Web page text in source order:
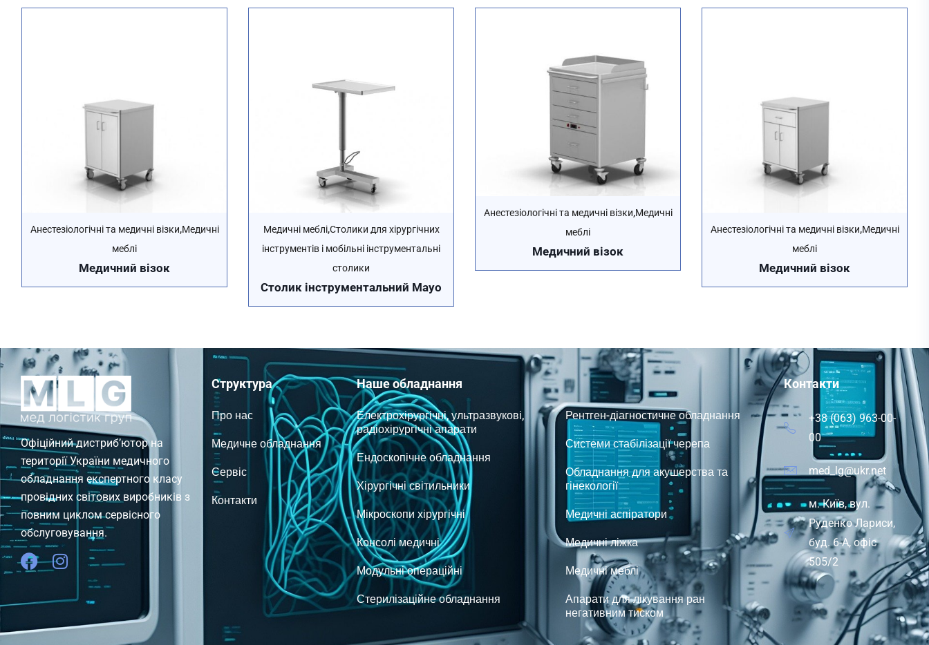
Анестезіологічні та медичні візки,Медичні
меблі
Медичний візок
Медичні меблі,Столики для хірургічних
інструментів і мобільні інструментальні
столики
Столик інструментальний Mayo
Анестезіологічні та медичні візки,Медичні
меблі
Медичний візок
Анестезіологічні та медичні візки,Медичні
меблі
Медичний візок
Офіційний дистриб’ютор на
території України медичного
обладнання експертного класу
провідних світових виробників з
повним циклом сервісного
обслуговування.
Структура
Про нас
Медичне обладнання
Сервіс
Контакти
Наше обладнання
Електрохірургічні, ультразвукові,
радіохірургічні апарати
Ендоскопічне обладнання
Хірургічні світильники
Мікроскопи хірургічні
Консолі медичні
Модульні операційні
Стерилізаційне обладнання
Рентген-діагностичне обладнання
Системи стабілізації черепа
Обладнання для акушерства та
гінекології
Медичні аспіратори
Медичні ліжка
Медичні меблі
Апарати для лікування ран
негативним тиском
Контакти
+38 (063) 963-00-
00
med_lg@ukr.net
м. Київ, вул.
Руденко Лариси,
буд. 6-А, офіс
505/2